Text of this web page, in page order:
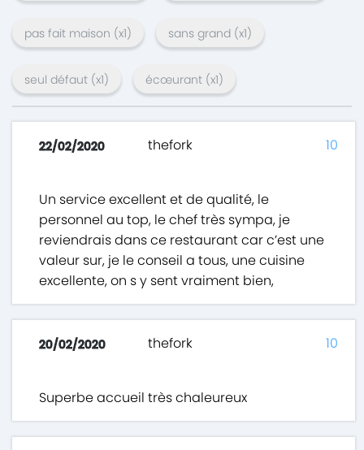
pas fait maison (x1) sans grand (x1)
seul défaut (x1) écœurant (x1)
22/02/2020 thefork
Un service excellent et de qualité, le
personnel au top, le chef très sympa, je
reviendrais dans ce restaurant car c’est une
valeur sur, je le conseil a tous, une cuisine
excellente, on s y sent vraiment bien,
10
20/02/2020 thefork
Superbe accueil très chaleureux
10